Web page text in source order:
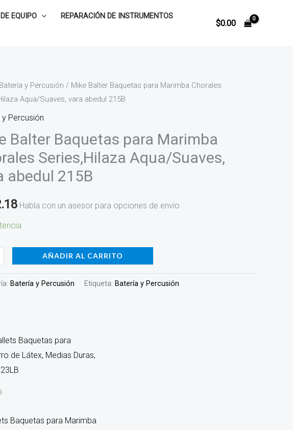
EQUIPO
REPARACIÓN DE INSTRUMENTOS
$0.00
Batería y Percusión / Mike Balter Baquetas para Marimba Chorales
Aqua/Suaves, vara abedul 215B
y Percusión
Balter Baquetas para Marimba
Series,Hilaza Aqua/Suaves,
abedul 215B
Habla con un asesor para opciones de envío
AÑADIR AL CARRITO
Batería y Percusión Etiqueta: Batería y Percusión
Baquetas para Marimba